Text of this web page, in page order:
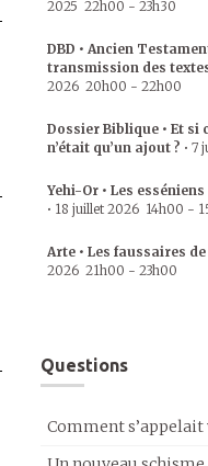
2025 22h00 - 23h30
DBD • Ancien
transmission des
2026 20h00 - 22h00
Dossier Biblique • Et si
n’était qu’un ajout ? • 7
Yehi-Or • Les
• 18 juillet 2026 14h00 -
Arte • Les faussaires
2026 21h00 - 23h00
Questions
Comment s’appelait